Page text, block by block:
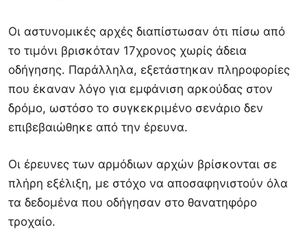
Οι αστυνομικές αρχές διαπίστωσαν ότι πίσω από
το τιμόνι βρισκόταν 17χρονος χωρίς άδεια
οδήγησης. Παράλληλα, εξετάστηκαν πληροφορίες
που έκαναν λόγο για εμφάνιση αρκούδας στον
δρόμο, ωστόσο το συγκεκριμένο σενάριο δεν
επιβεβαιώθηκε από την έρευνα.
Οι έρευνες των αρμόδιων αρχών βρίσκονται σε
πλήρη εξέλιξη, με στόχο να αποσαφηνιστούν όλα
τα δεδομένα που οδήγησαν στο θανατηφόρο
τροχαίο.